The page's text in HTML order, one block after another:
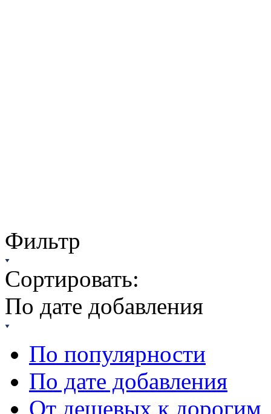
Фильтр
Сортировать:
По дате добавления
По популярности
По дате добавления
От дешевых к дорогим